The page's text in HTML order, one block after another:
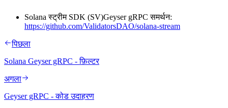
Solana स्ट्रीम SDK (SV)Geyser gRPC समर्थन:
https://github.com/ValidatorsDAO/solana-stream
पिछला
Solana Geyser gRPC - फ़िल्टर
अगला
Geyser gRPC - कोड उदाहरण